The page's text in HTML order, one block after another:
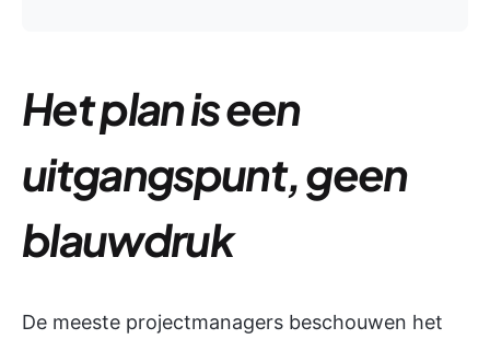
Het plan is een
uitgangspunt, geen
blauwdruk
De meeste projectmanagers beschouwen het